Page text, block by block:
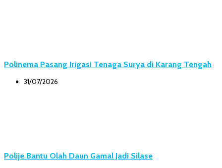
Polinema Pasang Irigasi Tenaga Surya di Karang Tengah
31/07/2026
Polije Bantu Olah Daun Gamal Jadi Silase